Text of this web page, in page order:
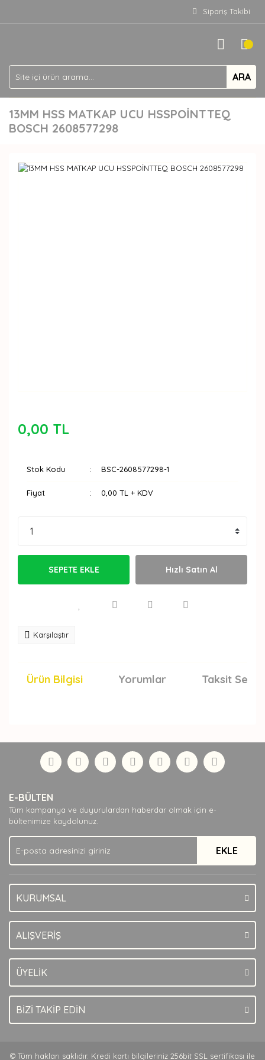
Sipariş Takibi
ARA
13MM HSS MATKAP UCU HSSPOİNTTEQ
BOSCH 2608577298
0,00 TL
Stok Kodu BSC-2608577298-1
Fiyat 0,00 TL + KDV
SEPETE EKLE Hızlı Satın Al
Karşılaştır
Ürün Bilgisi Yorumlar Taksit
Yorum Yaz
formunu kullanarak tarafımıza iletebilirsiniz.
Görüş ve önerileriniz için teşekkür ederiz.
Ürün açıklamasında eksik bilgiler bulunuyor.
Ürün bilgilerinde hatalar bulunuyor.
Ürün fiyatı diğer sitelerden daha pahalı.
Bu ürüne benzer farklı alternatifler olmalı.
E-BÜLTEN
Tüm kampanya ve duyurulardan haberdar olmak için e-
bültenimize kaydolunuz.
EKLE
KURUMSAL
ALIŞVERİŞ
ÜYELİK
BİZİ TAKİP EDİN
© Tüm hakları saklıdır. Kredi kartı bilgileriniz 256bit SSL sertifikası ile